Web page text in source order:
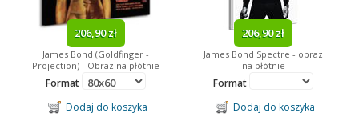
206,90 zł
James Bond (Goldfinger -
Projection) - Obraz na płótnie
Format
Dodaj do koszyka
206,90 zł
James Bond Spectre - obraz
na płótnie
Format
Dodaj do koszyka